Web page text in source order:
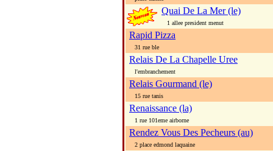
Quai De La Mer (le)
1 allee president menut
Rapid Pizza
31 rue ble
Relais De La Chapelle Uree
l'embranchement
Relais Gourmand (le)
15 rue tanis
Renaissance (la)
1 rue 101eme airborne
Rendez Vous Des Pecheurs (au)
2 place edmond laquaine